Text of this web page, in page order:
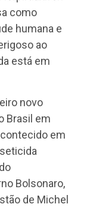
como
humana e
ao
está em
novo
Brasil em
em
Bolsonaro,
de Michel